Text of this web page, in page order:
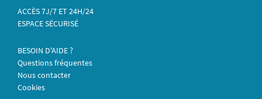
ACCÈS 7J/7 ET 24H/24
ESPACE SÉCURISÉ
BESOIN D'AIDE ?
Questions fréquentes
Nous contacter
Cookies